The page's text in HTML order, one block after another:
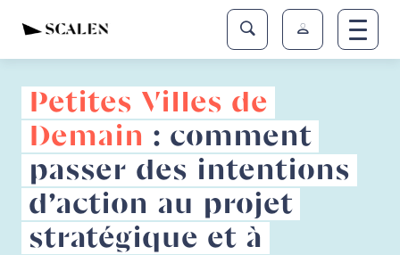
Petites Villes de
Demain : comment
passer des intentions
d’action au projet
stratégique et à